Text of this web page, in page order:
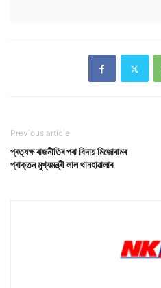
Previous article
প্ৰত্যক্ষ ৰাজনীতিৰ পৰা বিদায় মিজোৰামৰ
প্ৰাক্তন মুখ্যমন্ত্ৰী লাল থানহাৱালাৰ